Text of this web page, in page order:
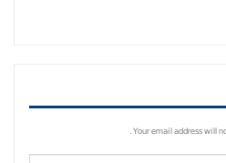
Your email address will